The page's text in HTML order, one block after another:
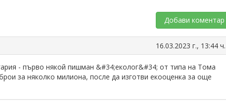
Добави коментар
16.03.2023 г., 13:44 ч.
- първо някой пишман &#34;еколог&#34; от типа на Тома
за няколко милиона, после да изготви екооценка за още